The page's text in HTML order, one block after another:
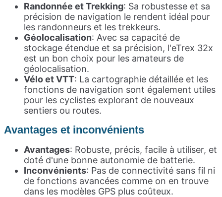
Randonnée et Trekking: Sa robustesse et sa
précision de navigation le rendent idéal pour
les randonneurs et les trekkeurs.
Géolocalisation: Avec sa capacité de
stockage étendue et sa précision, l'eTrex 32x
est un bon choix pour les amateurs de
géolocalisation.
Vélo et VTT: La cartographie détaillée et les
fonctions de navigation sont également utiles
pour les cyclistes explorant de nouveaux
sentiers ou routes.
Avantages et inconvénients
Avantages: Robuste, précis, facile à utiliser, et
doté d'une bonne autonomie de batterie.
Inconvénients: Pas de connectivité sans fil ni
de fonctions avancées comme on en trouve
dans les modèles GPS plus coûteux.